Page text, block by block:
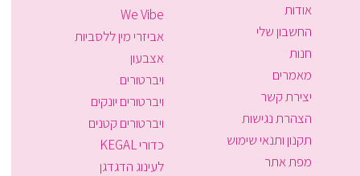
אודות
החשבון שלי
חנות
מאמרים
יצירת קשר
הצהרת נגישות
תקנון ותנאי שימוש
מפת אתר
We Vibe
אביזרי מין ללסביות
אצבעון
ויברטורים
ויברטורים יונקים
ויברטורים קטנים
כדורי KEGAL
לעינוג הדגדגן